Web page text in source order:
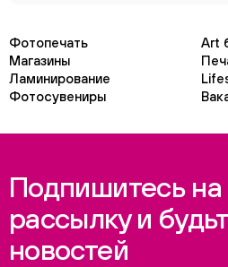
Фотопечать
Art
Магазины
Ламинирование
Фотосувениры
Подпишитесь
рассылку и
новостей